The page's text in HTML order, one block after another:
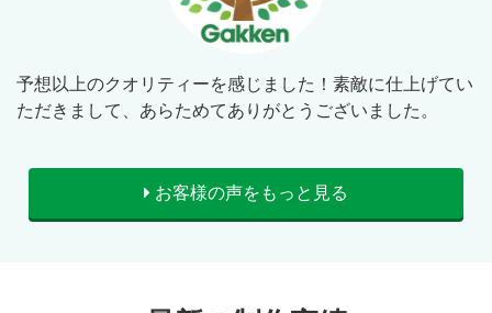
予想以上のクオリティーを感じました！素敵に仕上げてい
ただきまして、あらためてありがとうございました。
お客様の声をもっと見る